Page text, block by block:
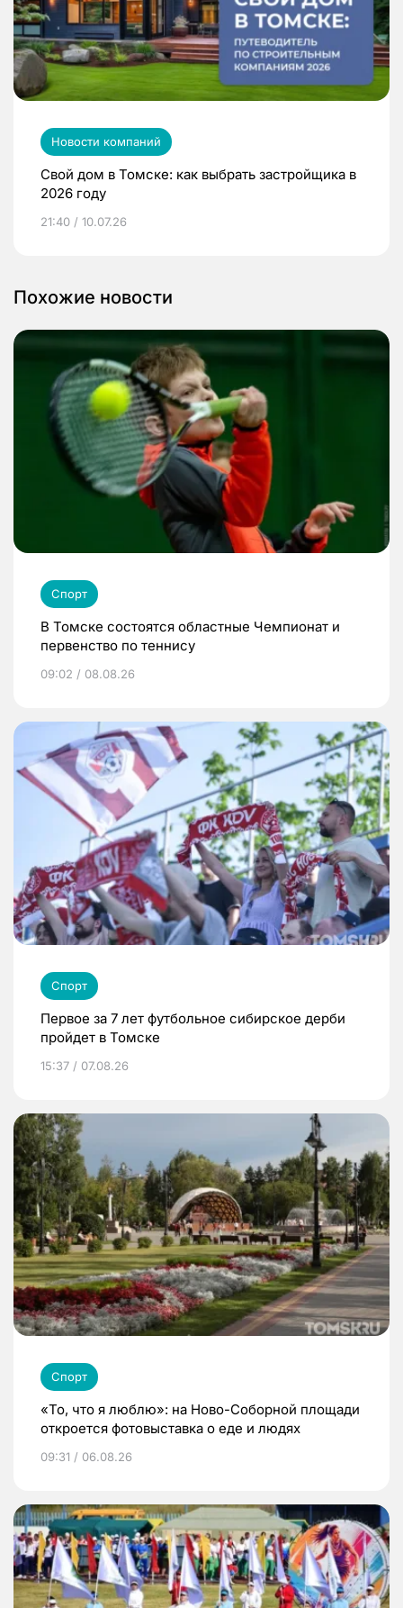
Новости компаний
Свой дом в Томске: как выбрать застройщика в
2026 году
21:40 / 10.07.26
Похожие новости
Спорт
В Томске состоятся областные Чемпионат и
первенство по теннису
09:02 / 08.08.26
Спорт
Первое за 7 лет футбольное сибирское дерби
пройдет в Томске
15:37 / 07.08.26
Спорт
«То, что я люблю»: на Ново-Соборной площади
откроется фотовыставка о еде и людях
09:31 / 06.08.26